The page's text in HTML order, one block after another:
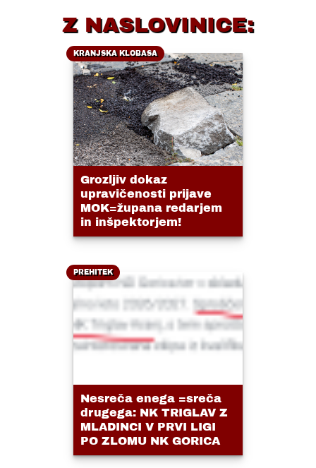
Z NASLOVINICE:
KRANJSKA KLOBASA
Grozljiv dokaz
upravičenosti prijave
MOK=župana redarjem
in inšpektorjem!
PREHITEK
Nesreča enega =sreča
drugega: NK TRIGLAV Z
MLADINCI V PRVI LIGI
PO ZLOMU NK GORICA